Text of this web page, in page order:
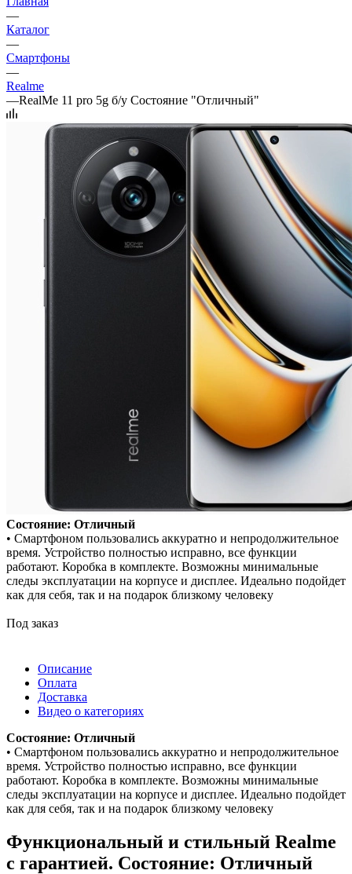
—
Каталог
—
Смартфоны
—
Realme
—RealMe 11 pro 5g б/у Состояние "Отличный"
Состояние: Отличный
• Смартфоном пользовались аккуратно и непродолжительное
время. Устройство полностью исправно, все функции
работают. Коробка в комплекте. Возможны минимальные
следы эксплуатации на корпусе и дисплее. Идеально подойдет
как для себя, так и на подарок близкому человеку
Под заказ
Описание
Оплата
Доставка
Видео о категориях
Состояние: Отличный
• Смартфоном пользовались аккуратно и непродолжительное
время. Устройство полностью исправно, все функции
работают. Коробка в комплекте. Возможны минимальные
следы эксплуатации на корпусе и дисплее. Идеально подойдет
как для себя, так и на подарок близкому человеку
Функциональный и стильный Realme
с гарантией. Состояние: Отличный